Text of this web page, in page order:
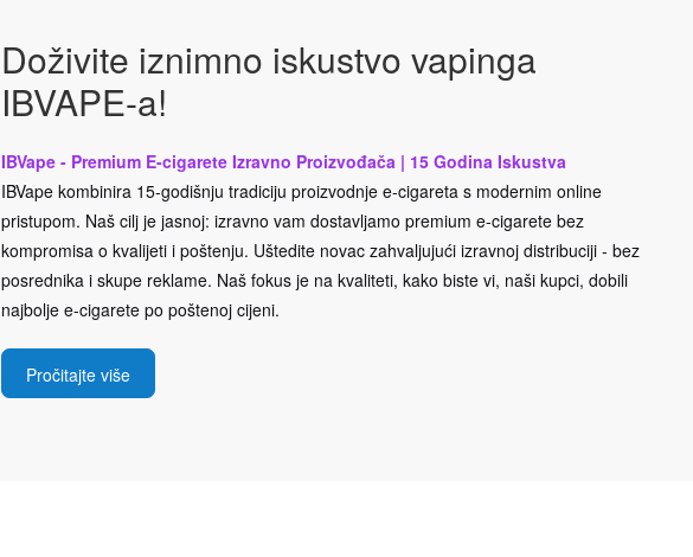
Doživite iznimno iskustvo vapinga
IBVAPE-a!
IBVape - Premium E-cigarete Izravno Proizvođača | 15 Godina Iskustva
IBVape kombinira 15-godišnju tradiciju proizvodnje e-cigareta s modernim online
pristupom. Naš cilj je jasnoj: izravno vam dostavljamo premium e-cigarete bez
kompromisa o kvalijeti i poštenju. Uštedite novac zahvaljujući izravnoj distribuciji - bez
posrednika i skupe reklame. Naš fokus je na kvaliteti, kako biste vi, naši kupci, dobili
najbolje e-cigarete po poštenoj cijeni.
Pročitajte više